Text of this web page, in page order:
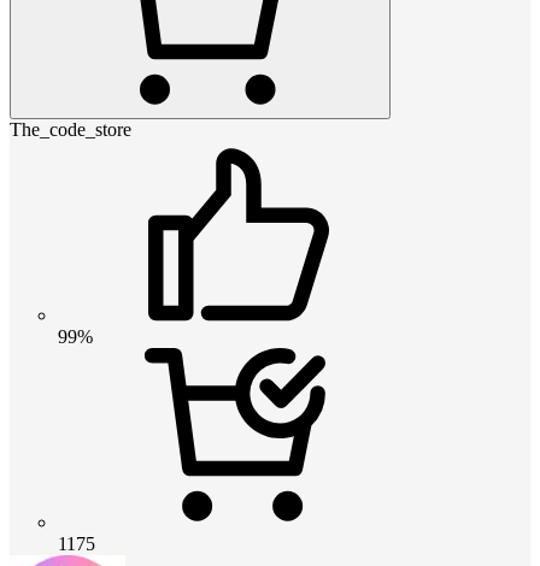
The_code_store
99%
1175